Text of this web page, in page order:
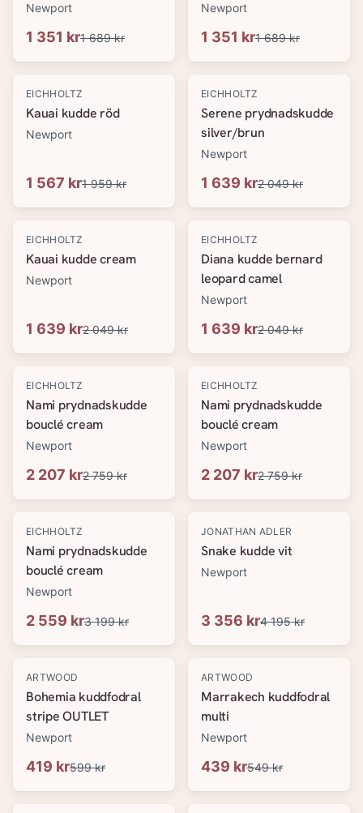
Newport
1 351 kr1 689 kr
Newport
1 351 kr1 689 kr
-20%
EICHHOLTZ
Kauai kudde röd
Newport
1 567 kr1 959 kr
-20%
EICHHOLTZ
Serene prydnadskudde
silver/brun
Newport
1 639 kr2 049 kr
-20%
EICHHOLTZ
Kauai kudde cream
Newport
1 639 kr2 049 kr
-20%
EICHHOLTZ
Diana kudde bernard
leopard camel
Newport
1 639 kr2 049 kr
-20%
EICHHOLTZ
Nami prydnadskudde
bouclé cream
Newport
2 207 kr2 759 kr
-20%
EICHHOLTZ
Nami prydnadskudde
bouclé cream
Newport
2 207 kr2 759 kr
-20%
EICHHOLTZ
Nami prydnadskudde
bouclé cream
Newport
2 559 kr3 199 kr
-20%
JONATHAN ADLER
Snake kudde vit
Newport
3 356 kr4 195 kr
-30%
ARTWOOD
Bohemia kuddfodral
stripe OUTLET
Newport
419 kr599 kr
-20%
ARTWOOD
Marrakech kuddfodral
multi
Newport
439 kr549 kr